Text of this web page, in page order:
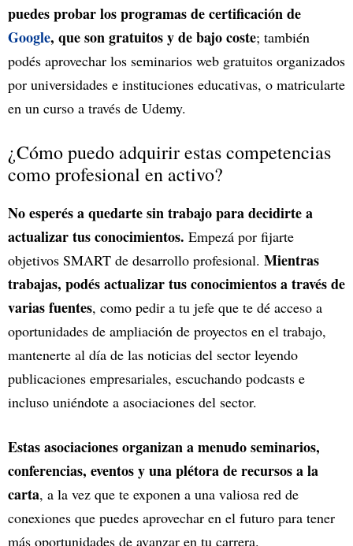
puedes probar los programas de certificación de
Google, que son gratuitos y de bajo coste; también
podés aprovechar los seminarios web gratuitos organizados
por universidades e instituciones educativas, o matricularte
en un curso a través de Udemy.
¿Cómo puedo adquirir estas competencias
como profesional en activo?
No esperés a quedarte sin trabajo para decidirte a
actualizar tus conocimientos. Empezá por fijarte
objetivos SMART de desarrollo profesional. Mientras
trabajas, podés actualizar tus conocimientos a través de
varias fuentes, como pedir a tu jefe que te dé acceso a
oportunidades de ampliación de proyectos en el trabajo,
mantenerte al día de las noticias del sector leyendo
publicaciones empresariales, escuchando podcasts e
incluso uniéndote a asociaciones del sector.
Estas asociaciones organizan a menudo seminarios,
conferencias, eventos y una plétora de recursos a la
carta, a la vez que te exponen a una valiosa red de
conexiones que puedes aprovechar en el futuro para tener
más oportunidades de avanzar en tu carrera.